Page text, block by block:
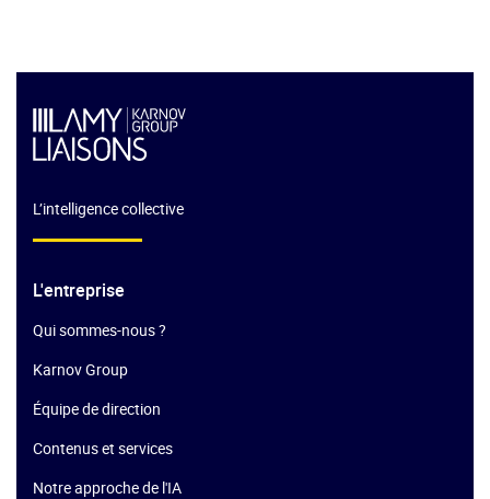
L’intelligence collective
L'entreprise
Qui sommes-nous ?
Karnov Group
Équipe de direction
Contenus et services
Notre approche de l'IA